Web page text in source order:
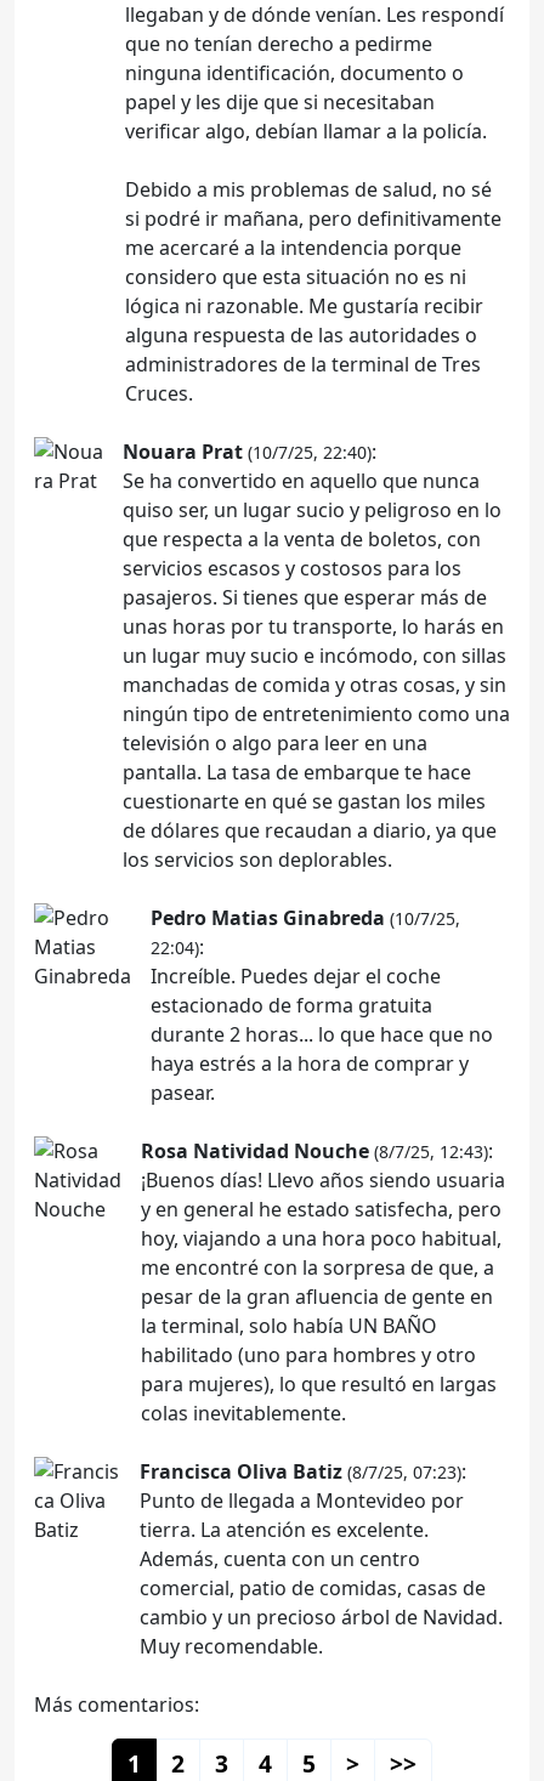
llegaban y de dónde venían. Les respondí
que no tenían derecho a pedirme
ninguna identificación, documento o
papel y les dije que si necesitaban
verificar algo, debían llamar a la policía.
Debido a mis problemas de salud, no sé
si podré ir mañana, pero definitivamente
me acercaré a la intendencia porque
considero que esta situación no es ni
lógica ni razonable. Me gustaría recibir
alguna respuesta de las autoridades o
administradores de la terminal de Tres
Cruces.
Nouara Prat (10/7/25, 22:40):
Se ha convertido en aquello que nunca
quiso ser, un lugar sucio y peligroso en lo
que respecta a la venta de boletos, con
servicios escasos y costosos para los
pasajeros. Si tienes que esperar más de
unas horas por tu transporte, lo harás en
un lugar muy sucio e incómodo, con sillas
manchadas de comida y otras cosas, y sin
ningún tipo de entretenimiento como una
televisión o algo para leer en una
pantalla. La tasa de embarque te hace
cuestionarte en qué se gastan los miles
de dólares que recaudan a diario, ya que
los servicios son deplorables.
Pedro Matias Ginabreda (10/7/25,
22:04):
Increíble. Puedes dejar el coche
estacionado de forma gratuita
durante 2 horas... lo que hace que no
haya estrés a la hora de comprar y
pasear.
Rosa Natividad Nouche (8/7/25, 12:43):
¡Buenos días! Llevo años siendo usuaria
y en general he estado satisfecha, pero
hoy, viajando a una hora poco habitual,
me encontré con la sorpresa de que, a
pesar de la gran afluencia de gente en
la terminal, solo había UN BAÑO
habilitado (uno para hombres y otro
para mujeres), lo que resultó en largas
colas inevitablemente.
Francisca Oliva Batiz (8/7/25, 07:23):
Punto de llegada a Montevideo por
tierra. La atención es excelente.
Además, cuenta con un centro
comercial, patio de comidas, casas de
cambio y un precioso árbol de Navidad.
Muy recomendable.
Más comentarios:
1 2 3 4 5 > >>